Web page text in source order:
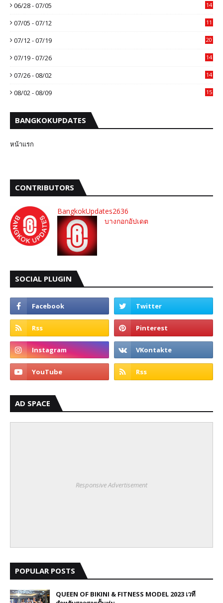
06/28 - 07/05 14
07/05 - 07/12 11
07/12 - 07/19 20
07/19 - 07/26 14
07/26 - 08/02 14
08/02 - 08/09 15
BANGKOKUPDATES
หน้าแรก
CONTRIBUTORS
BangkokUpdates2636
บางกอกอัปเดต
SOCIAL PLUGIN
AD SPACE
Responsive Advertisement
POPULAR POSTS
QUEEN OF BIKINI & FITNESS MODEL 2023 เวที